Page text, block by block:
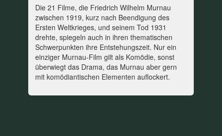
Die 21 Filme, die Friedrich Wilhelm Murnau
zwischen 1919, kurz nach Beendigung des
Ersten Weltkrieges, und seinem Tod 1931
drehte, spiegeln auch in ihren thematischen
Schwerpunkten ihre Entstehungszeit. Nur ein
einziger Murnau-Film gilt als Komödie, sonst
überwiegt das Drama, das Murnau aber gern
mit komödiantischen Elementen auflockert.